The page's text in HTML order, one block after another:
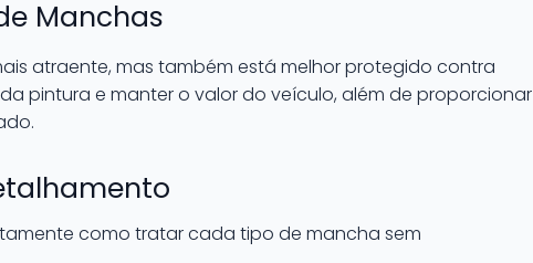
Manchas
atraente, mas também está melhor protegido contra
pintura e manter o valor do veículo, além de proporcionar
como tratar cada tipo de mancha sem